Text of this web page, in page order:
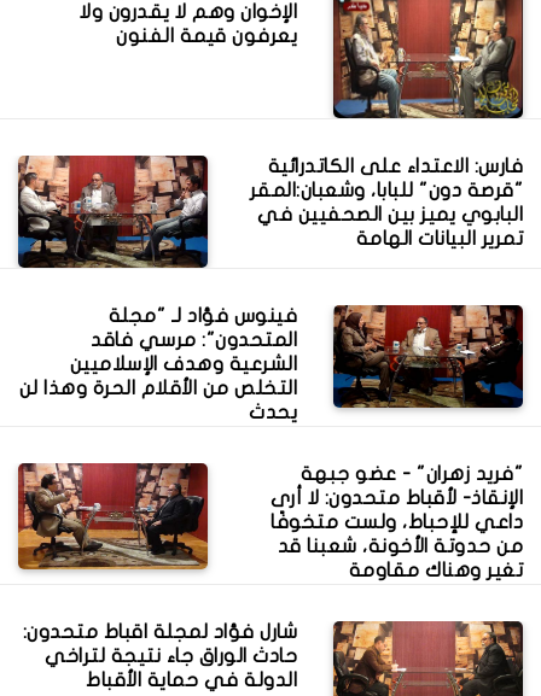
الإخوان وهم لا يقدرون ولا
يعرفون قيمة الفنون
فارس: الاعتداء على الكاتدرائية
"قرصة دون" للبابا، وشعبان:المقر
البابوي يميز بين الصحفيين في
تمرير البيانات الهامة
فينوس فؤاد لـ "مجلة
المتحدون": مرسي فاقد
الشرعية وهدف الإسلاميين
التخلص من الأقلام الحرة وهذا لن
يحدث
"فريد زهران" - عضو جبهة
الإنقاذ- لأقباط متحدون: لا أرى
داعي للإحباط، ولست متخوفًا
من حدوتة الأخونة، شعبنا قد
تغير وهناك مقاومة
شارل فؤاد لمجلة اقباط متحدون:
حادث الوراق جاء نتيجة لتراخي
الدولة في حماية الأقباط